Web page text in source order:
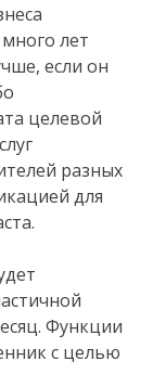
лет
если он
целевой
разных
для
Функции
с целью